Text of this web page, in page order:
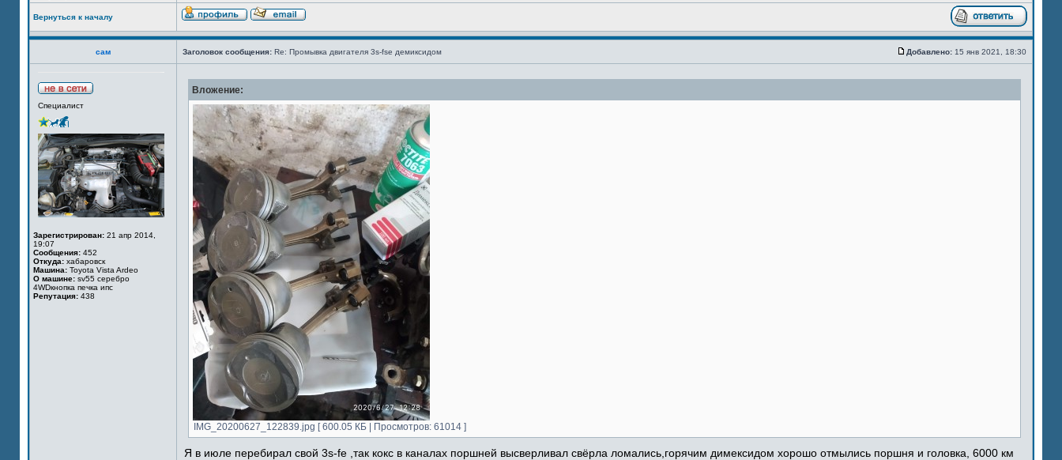
Вернуться к началу
сам Заголовок сообщения: Re: Промывка двигателя 3s-fse демиксидом Добавлено: 15 янв 2021, 18:30
Специалист
Зарегистрирован: 21 апр 2014,
19:07
Сообщения: 452
Откуда: хабаровск
Машина: Toyota Vista Ardeo
О машине: sv55 серебро
4WDкнопка печка ипс
Репутация: 438
Вложение:
IMG_20200627_122839.jpg [ 600.05 КБ | Просмотров: 61014 ]
Я в июле перебирал свой 3s-fe ,так кокс в каналах поршней высверливал свёрла ломались,горячим димексидом хорошо отмылись поршня и головка, 6000 км